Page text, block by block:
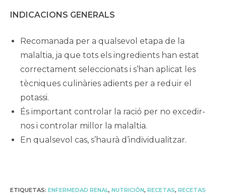
INDICACIONS GENERALS
Recomanada per a qualsevol etapa de la
malaltia, ja que tots els ingredients han estat
correctament seleccionats i s’han aplicat les
tècniques culinàries adients per a reduir el
potassi.
És important controlar la ració per no excedir-
nos i controlar millor la malaltia.
En qualsevol cas, s’haurà d’individualitzar.
ETIQUETAS: ENFERMEDAD RENAL, NUTRICIÓN, RECETAS, RECETAS